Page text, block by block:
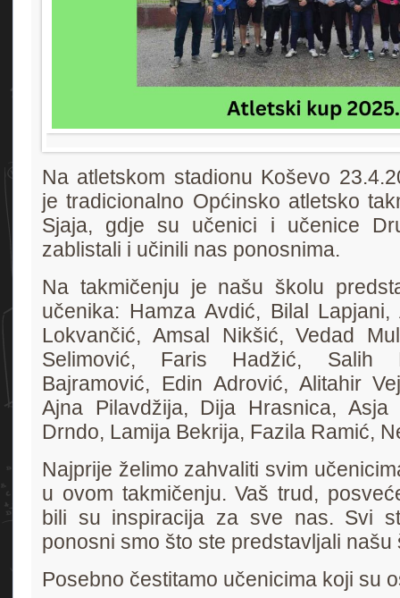
Na atletskom stadionu Koševo
je tradicionalno Općinsko atletsko
Sjaja, gdje su učenici i učenice
zablistali i učinili nas ponosnima.
Na takmičenju je našu školu
učenika: Hamza Avdić, Bilal
Lokvančić, Amsal Nikšić, Vedad
Selimović, Faris Hadžić, Salih
Bajramović, Edin Adrović, Alitahir
Ajna Pilavdžija, Dija Hrasnica, Asja
Drndo, Lamija Bekrija, Fazila Ramić,
Najprije želimo zahvaliti svim
u ovom takmičenju. Vaš trud,
bili su inspiracija za sve nas. Svi
ponosni smo što ste predstavljali našu
Posebno čestitamo učenicima koji su